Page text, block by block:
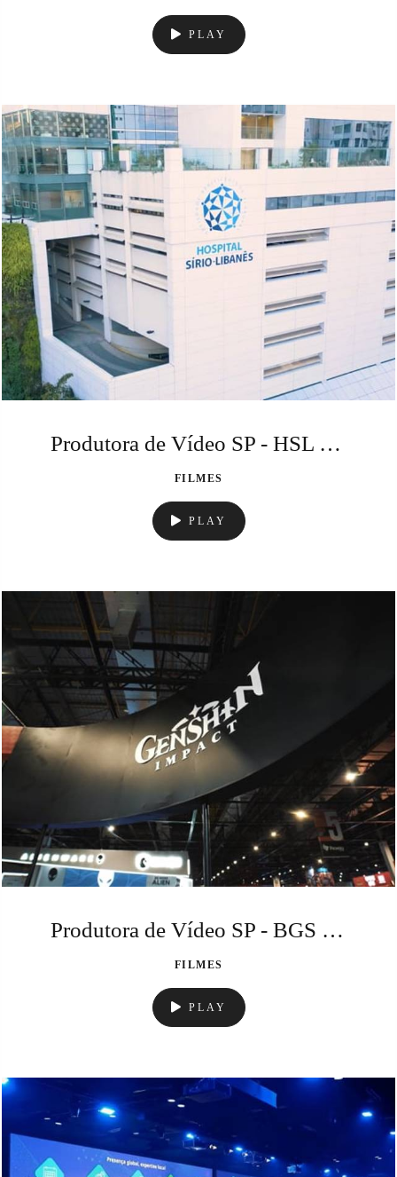
PLAY
Produtora de Vídeo SP - HSL - Superlab
FILMES
PLAY
Produtora de Vídeo SP - BGS - Genshin Impact
FILMES
PLAY